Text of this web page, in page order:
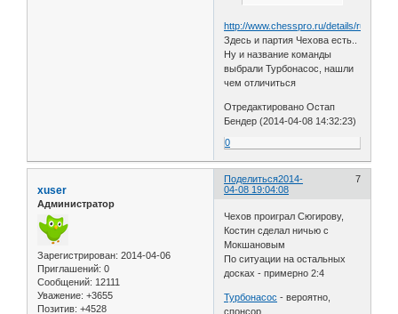
http://www.chesspro.ru/details/
Здесь и партия Чехова есть..
Ну и название команды
выбрали Турбонасос, нашли
чем отличиться
Отредактировано Остап
Бендер (2014-04-08 14:32:23)
0
Поделиться 7
2014-
04-08 19:04:08
xuser
Администратор
Зарегистрирован: 2014-04-06
Приглашений: 0
Сообщений: 12111
Уважение: +3655
Позитив: +4528
Чехов проиграл Сюгирову,
Костин сделал ничью с
Мокшановым
По ситуации на остальных
досках - примерно 2:4
Турбонасос - вероятно,
спонсор